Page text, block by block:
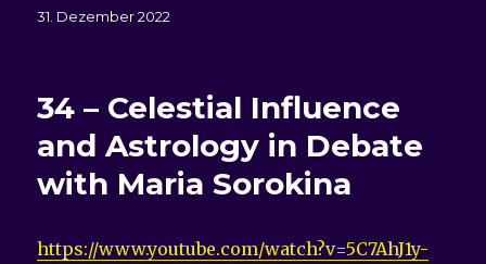
Veröffentlicht
31. Dezember 2022
34 – Celestial Influence
and Astrology in Debate
with Maria Sorokina
https://www.youtube.com/watch?v=5C7AhJ1y-